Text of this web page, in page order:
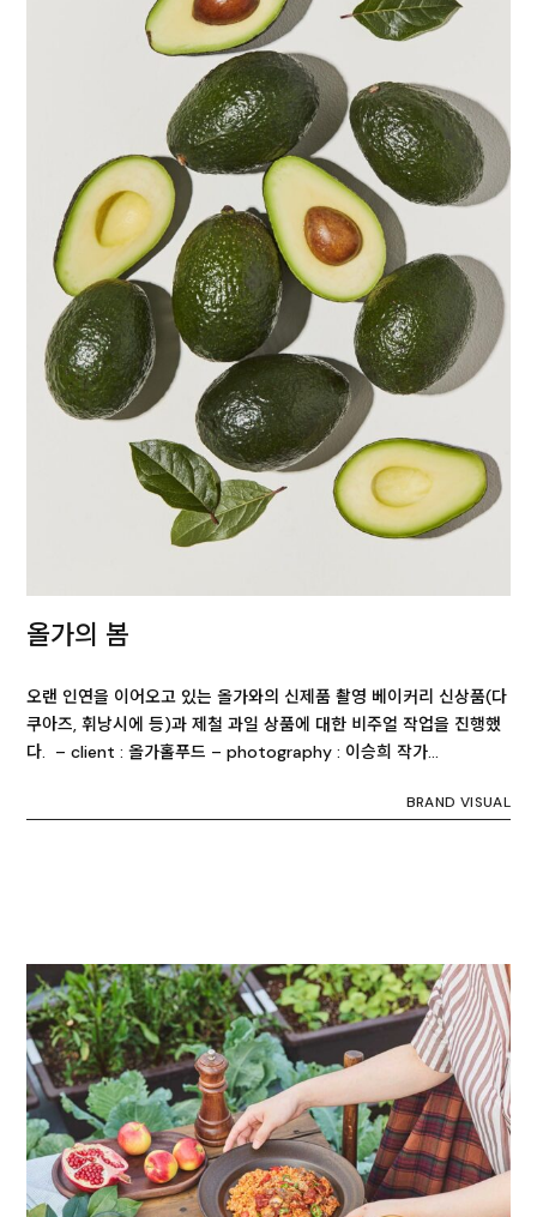
올가의 봄
오랜 인연을 이어오고 있는 올가와의 신제품 촬영 베이커리 신상품(다
쿠아즈, 휘낭시에 등)과 제철 과일 상품에 대한 비주얼 작업을 진행했
다. – client : 올가홀푸드 – photography : 이승희 작가…
BRAND VISUAL